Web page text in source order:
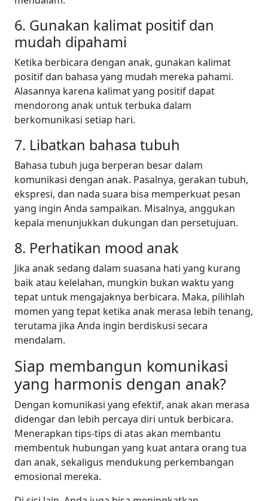
6. Gunakan kalimat positif dan
mudah dipahami
Ketika berbicara dengan anak, gunakan kalimat
positif dan bahasa yang mudah mereka pahami.
Alasannya karena kalimat yang positif dapat
mendorong anak untuk terbuka dalam
berkomunikasi setiap hari.
7. Libatkan bahasa tubuh
Bahasa tubuh juga berperan besar dalam
komunikasi dengan anak. Pasalnya, gerakan tubuh,
ekspresi, dan nada suara bisa memperkuat pesan
yang ingin Anda sampaikan. Misalnya, anggukan
kepala menunjukkan dukungan dan persetujuan.
8. Perhatikan mood anak
Jika anak sedang dalam suasana hati yang kurang
baik atau kelelahan, mungkin bukan waktu yang
tepat untuk mengajaknya berbicara. Maka, pilihlah
momen yang tepat ketika anak merasa lebih tenang,
terutama jika Anda ingin berdiskusi secara
mendalam.
Siap membangun komunikasi
yang harmonis dengan anak?
Dengan komunikasi yang efektif, anak akan merasa
didengar dan lebih percaya diri untuk berbicara.
Menerapkan tips-tips di atas akan membantu
membentuk hubungan yang kuat antara orang tua
dan anak, sekaligus mendukung perkembangan
emosional mereka.